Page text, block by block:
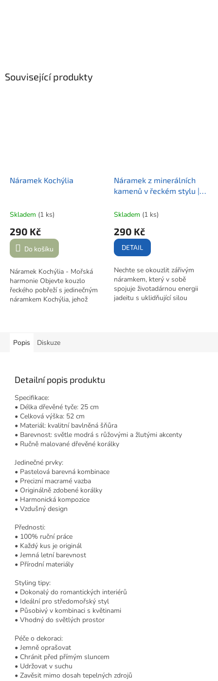
Související produkty
Náramek Kochýlia
Skladem (1 ks)
290 Kč
Do košíku
Náramek Kochýlia - Mořská
harmonie Objevte kouzlo
řeckého pobřeží s jedinečným
náramkem Kochýlia, jehož
korunovaný autentickým
Náramek z minerálních
kamenů v řeckém stylu |
Skladem (1 ks)
290 Kč
DETAIL
Nechte se okouzlit zářivým
náramkem, který v sobě
spojuje životadárnou energii
jadeitu s uklidňující silou
Popis Diskuze
Detailní popis produktu
Specifikace:
• Délka dřevěné tyče: 25 cm
• Celková výška: 52 cm
• Materiál: kvalitní bavlněná šňůra
• Barevnost: světle modrá s růžovými a žlutými akcenty
• Ručně malované dřevěné korálky
Jedinečné prvky:
• Pastelová barevná kombinace
• Precizní macramé vazba
• Originálně zdobené korálky
• Harmonická kompozice
• Vzdušný design
Přednosti:
• 100% ruční práce
• Každý kus je originál
• Jemná letní barevnost
• Přírodní materiály
Styling tipy:
• Dokonalý do romantických interiérů
• Ideální pro středomořský styl
• Působivý v kombinaci s květinami
• Vhodný do světlých prostor
Péče o dekoraci:
• Jemně oprašovat
• Chránit před přímým sluncem
• Udržovat v suchu
• Zavěsit mimo dosah tepelných zdrojů